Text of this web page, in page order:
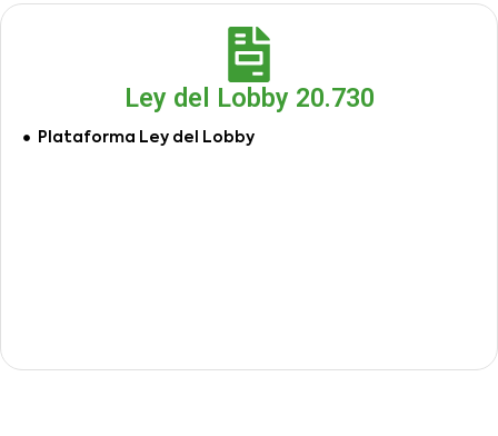
Ley del Lobby 20.730
Plataforma Ley del Lobby